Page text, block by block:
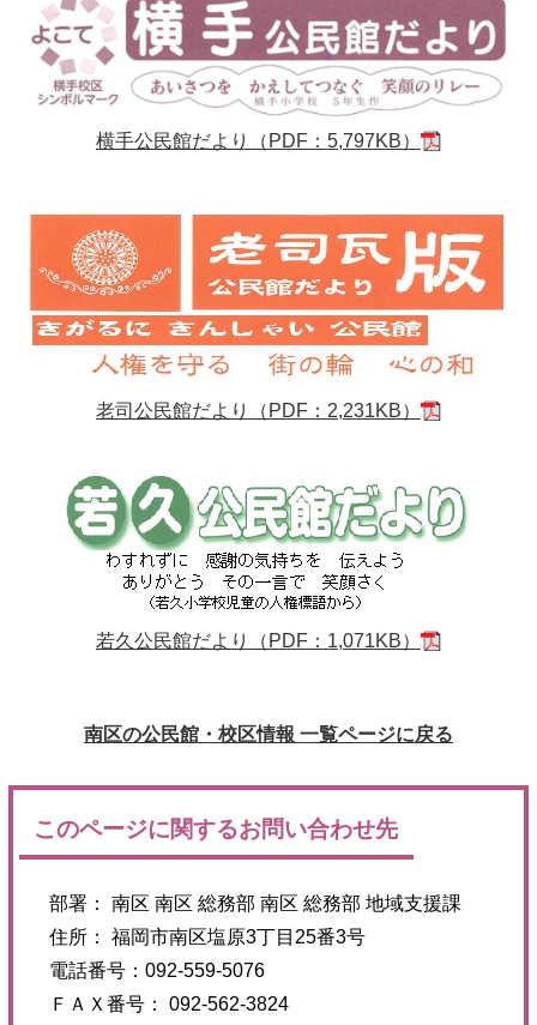
横手公民館だより（PDF：5,797KB）
老司公民館だより（PDF：2,231KB）
若久公民館だより（PDF：1,071KB）
南区の公民館・校区情報 一覧ページに戻る
このページに関するお問い合わせ先
部署： 南区 南区 総務部 南区 総務部 地域支援課
住所： 福岡市南区塩原3丁目25番3号
電話番号：092-559-5076
ＦＡＸ番号： 092-562-3824